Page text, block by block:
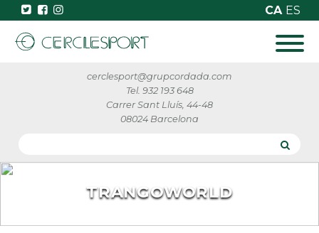
CA ES
cerclesport@grupcordada.com
Tel. 932 193 648
Carrer Sant Lluís, 44-48
08024 Barcelona
TRANGOWORLD